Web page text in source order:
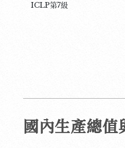
ICLP第7級